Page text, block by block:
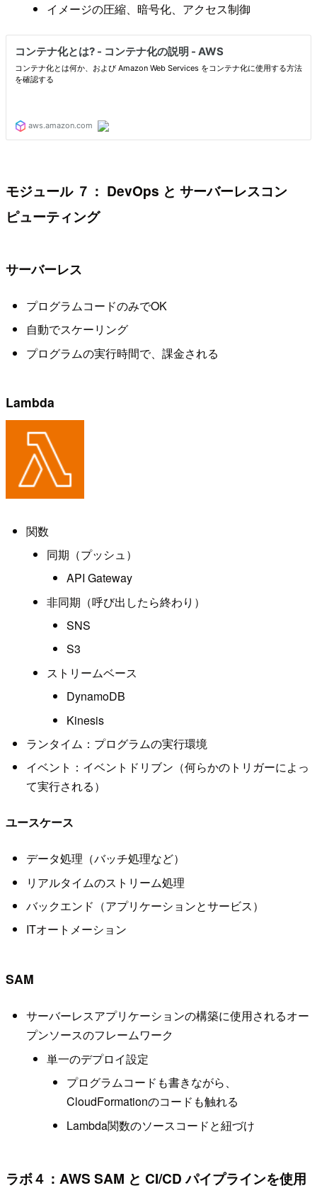
イメージの圧縮、暗号化、アクセス制御
モジュール ７： DevOps と サーバーレスコン
ピューティング
サーバーレス
プログラムコードのみでOK
自動でスケーリング
プログラムの実行時間で、課金される
Lambda
関数
同期（プッシュ）
API Gateway
非同期（呼び出したら終わり）
SNS
S3
ストリームベース
DynamoDB
Kinesis
ランタイム：プログラムの実行環境
イベント：イベントドリブン（何らかのトリガーによっ
て実行される）
ユースケース
データ処理（バッチ処理など）
リアルタイムのストリーム処理
バックエンド（アプリケーションとサービス）
ITオートメーション
SAM
サーバーレスアプリケーションの構築に使用されるオー
プンソースのフレームワーク
単一のデプロイ設定
プログラムコードも書きながら、
CloudFormationのコードも触れる
Lambda関数のソースコードと紐づけ
ラボ４：AWS SAM と CI/CD パイプラインを使用